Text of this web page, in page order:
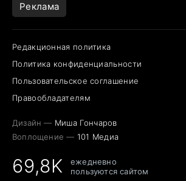
Реклама
Редакционная политика
Политика конфиденциальности
Пользовательское соглашение
Правообладателям
Дизайн — Миша Гончаров
Воплощение — 101 Медиа
69,8K
ежедневно
пользуются сайтом